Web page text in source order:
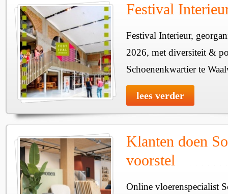
Festival
Festival Interieur,
2026, met diversiteit &
Schoenenkwartier te
lees verder
Klanten doen
voorstel
Online vloerenspecialist